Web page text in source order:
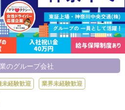
のグループ会社
未経験歓迎 業界未経験歓迎